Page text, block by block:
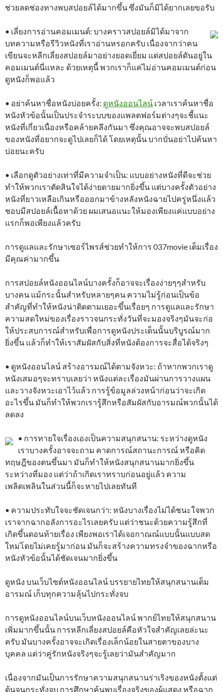
ช่วยลดช่องทางพบสปอยล์ได้มากขึ้น ซึ่งมันก็มิได้ยากเลยขอรับ
• เลี่ยงการอ่านคอมเมนต์: บางคราวสปอยล์มิได้มาจาก
บทความหรือรีวิวหนังที่เราอ่านหรอกครับ เนื่องจากว่าคน
เขียนจะหลีกเลี่ยงสปอยล์มาอย่างยอดเยี่ยม แต่สปอยล์ดันอยู่ใน
คอมเมนต์นี่แหละ ด้วยเหตุนี้ พวกเราก็แค่ไม่อ่านคอมเมนต์ก่อน
ดูหนังก็พอแล้ว
• อย่าค้นหาชื่อหนังบ่อยครั้ง: ดูหนังออนไลน์ เวลาเราค้นหาชื่อ
หนังหัวข้อนั้นเป็นประจำระบบของแพลตฟอร์มต่างๆจะชี้แนะ
หนังที่เกี่ยวเนื่องหรือคล้ายคลึงกันมา ซึ่งคุณอาจจะพบสปอยล์
ของหนังที่อยากจะดูไปเลยก็ได้ โดยเหตุนั้น บากบั่นอย่าไปค้นหา
บ่อยนะครับ
• เลือกดูตัวอย่างเท่าที่มีความจำเป็น: แบบอย่างหนังที่ดีจะช่วย
ทำให้พวกเราตัดสินใจได้ง่ายดายมากยิ่งขึ้น แต่บางครั้งตัวอย่าง
หนังที่ยาวเหลือเกินหรือออกมาข้างหลังหนังฉายไปครู่หนึ่งแล้ว
ชอบมีสปอยล์เนื้อหาด้วย ผมเสนอแนะให้มองเพียงแค่แบบอย่าง
แรกก็พอเพียงแล้วครับ
การดูแลและรักษาเซอร์ไพรส์ช่วยทำให้การ 037movie เต็มเรื่อง
มีคุณค่ามากขึ้น
การสปอยล์หนังออนไลน์บางครั้งก็อาจจะเรื่องง่ายๆๆสำหรับ
บางคน แม้กระนั้นสำหรับหลายๆคน ความไม่รู้ก่อนเป็นข้อ
สำคัญที่ทำให้หนังน่าติดตามเยอะขึ้นเรื่อยๆ การดูแลและรักษา
ความสดใหม่ของเรื่องราวจนกระทั่งวันที่จะมองจริงๆมันจะก่อ
ให้ประสบการณ์สำหรับเพื่อการดูหนังประเด็นนั้นบริบูรณ์มาก
ยิ่งขึ้น แล้วก็ทำให้เราสัมผัสกับสิ่งที่หนังต้องการจะสื่อได้จริงๆ
• ดูหนังออนไลน์ สร้างอารมณ์ได้ตามจังหวะ: ถ้าหากพวกเราดู
หนังเสมอๆจะทราบเลยว่า หนังแต่ละเรื่องมันผ่านการวางแผน
และวางจังหวะเอาไว้แล้ว การรู้ข้อมูลล่วงหน้าก่อนว่าจะเกิด
อะไรขึ้น มันก็ทำให้พวกเรารู้สึกหรือสัมผัสกับอารมณ์พวกนั้นได้
ลดลง
• การทายใจเรื่องเองเป็นความสนุกสนาน: ระหว่างดูหนัง
เราบางครั้งอาจจะถาม คาดการณ์สถานะการณ์ หรือคิด
ทฤษฎีของตนขึ้นมา มันก็ทำให้หนังสนุกสนานมากยิ่งขึ้น
ระหว่างที่มอง แต่ว่าถ้าเกิดเราทราบก่อนอยู่แล้ว ความ
เพลิดเพลินในส่วนนี้ก็จะหายไปเลยทันที
• ความประทับใจจะชัดเจนกว่า: หนังบางเรื่องไม่ได้ชนะใจพวก
เราจากฉากอลังการอะไรเลยครับ แต่ว่าชนะด้วยความรู้สึกที่
เกิดขึ้นตอนท้ายเรื่อง เพียงพอเราได้เจอกาณณ์แบบนั้นแบบสด
ใหม่โดยไม่เคยรู้มาก่อน มันก็จะสร้างความทรงจำของฉากหรือ
หนังหัวข้อนั้นได้ชัดเจนมากยิ่งขึ้น
ดูหนัง บนเว็บไซต์หนังออนไลน์ บรรยายไทยให้สนุกสนานเต็ม
อารมณ์ เก็บทุกความลุ้นไปกระทั่งจบ
การดูหนังออนไลน์บนเว็บหนังออนไลน์ พากย์ไทยให้สนุกสนาน
เพิ่มมากขึ้นนั้น การหลีกเลี่ยงสปอยล์คือหัวใจสำคัญเลยล่ะนะ
ครับ มันบางครั้งอาจจะเกิดเรื่องเล็กน้อยในสายตาของบาง
บุคคล แต่ว่าคู่รักหนังจริงๆจะรู้เลยว่ามันสำคัญมาก
เนื่องจากมันเป็นการรักษาความสนุกสนานร่าเริงของหนังตั้งแต่
ต้นจนกระทั่งจบ การศึกษาค้นพบเรื่องจริงของผู้แสดง หรือฉาก